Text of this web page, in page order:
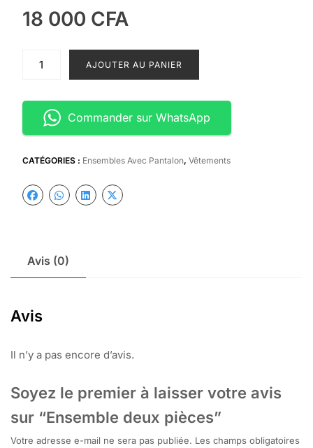
18 000 CFA
deux
pièces
AJOUTER AU PANIER
Commander sur WhatsApp
CATÉGORIES : Ensembles Avec Pantalon, Vêtements
Avis (0)
Avis
Il n’y a pas encore d’avis.
Soyez le premier à laisser votre avis
sur “Ensemble deux pièces”
Votre adresse e-mail ne sera pas publiée. Les champs obligatoires